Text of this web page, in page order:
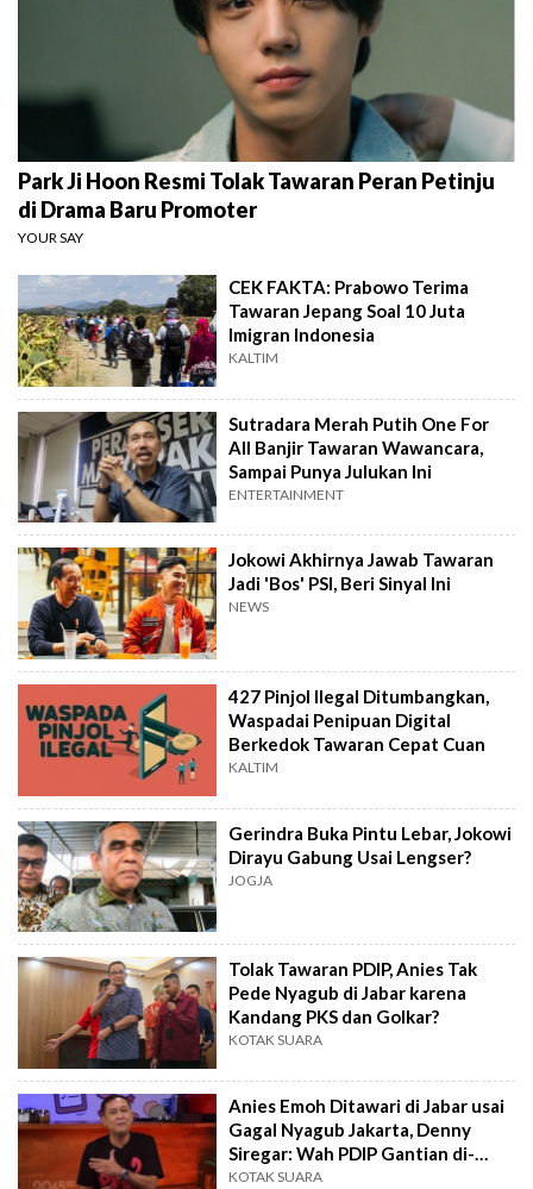
Park Ji Hoon Resmi Tolak Tawaran Peran Petinju
di Drama Baru Promoter
YOUR SAY
CEK FAKTA: Prabowo Terima
Tawaran Jepang Soal 10 Juta
Imigran Indonesia
KALTIM
Sutradara Merah Putih One For
All Banjir Tawaran Wawancara,
Sampai Punya Julukan Ini
ENTERTAINMENT
Jokowi Akhirnya Jawab Tawaran
Jadi 'Bos' PSI, Beri Sinyal Ini
NEWS
427 Pinjol Ilegal Ditumbangkan,
Waspadai Penipuan Digital
Berkedok Tawaran Cepat Cuan
KALTIM
Gerindra Buka Pintu Lebar, Jokowi
Dirayu Gabung Usai Lengser?
JOGJA
Tolak Tawaran PDIP, Anies Tak
Pede Nyagub di Jabar karena
Kandang PKS dan Golkar?
KOTAK SUARA
Anies Emoh Ditawari di Jabar usai
Gagal Nyagub Jakarta, Denny
Siregar: Wah PDIP Gantian di-
Prank
KOTAK SUARA